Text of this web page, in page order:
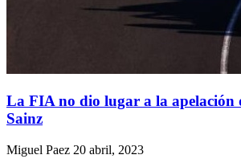
La FIA no dio lugar a la apelación
Sainz
Miguel Paez 20 abril, 2023